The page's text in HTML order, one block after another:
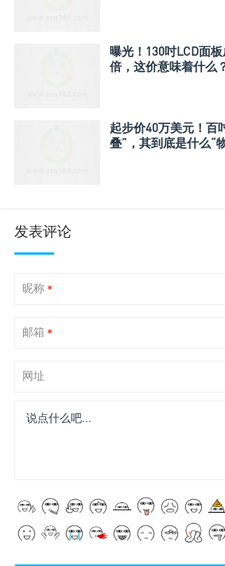
曝光！130吋LCD面
倍，这价意味着什么
起步价40万美元！百
叠”，其到底是什么“
发表评论
昵称 *
邮箱 *
网址